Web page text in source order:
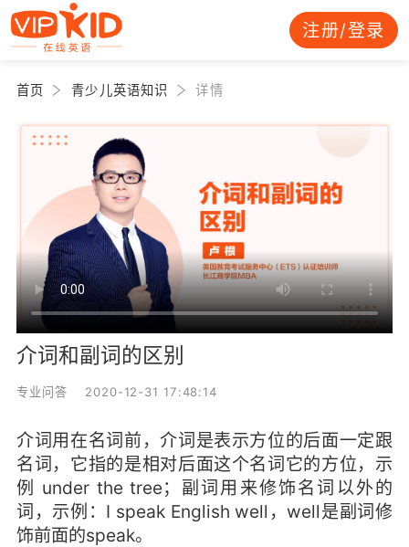
注册/登录
首页 青少儿英语知识 详情
介词和副词的区别
专业问答 2020-12-31 17:48:14
介词用在名词前，介词是表示方位的后面一定跟
名词，它指的是相对后面这个名词它的方位，示
例 under the tree；副词用来修饰名词以外的
词，示例：I speak English well，well是副词修
饰前面的speak。